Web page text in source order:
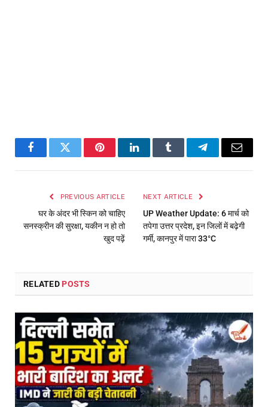
FacebookTwitter PinterestLinkedInTumblr TelegramEmail
PREVIOUS ARTICLE
घर के अंदर भी स्किन को चाहिए
सनस्क्रीन की सुरक्षा, यकीन न हो तो
खुद पढ़ें
NEXT ARTICLE
UP Weather Update: 6 मार्च को
तपेगा उत्तर प्रदेश, इन जिलों में बढ़ेगी
गर्मी, कानपुर में पारा 33°C
RELATED POSTS